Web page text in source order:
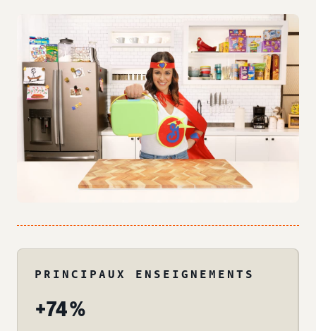
PRINCIPAUX ENSEIGNEMENTS
+74 %